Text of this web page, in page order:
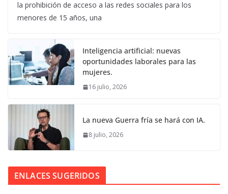
la prohibición de acceso a las redes sociales para los
menores de 15 años, una
Inteligencia artificial: nuevas
oportunidades laborales para las
mujeres.
16 julio, 2026
La nueva Guerra fría se hará con IA.
8 julio, 2026
ENLACES SUGERIDOS